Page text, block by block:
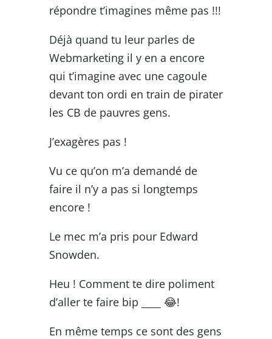
répondre t’imagines même pas !!!
Déjà quand tu leur parles de
Webmarketing il y en a encore
qui t’imagine avec une cagoule
devant ton ordi en train de pirater
les CB de pauvres gens.
J’exagères pas !
Vu ce qu’on m’a demandé de
faire il n’y a pas si longtemps
encore !
Le mec m’a pris pour Edward
Snowden.
Heu ! Comment te dire poliment
d’aller te faire bip ____ 😂!
En même temps ce sont des gens